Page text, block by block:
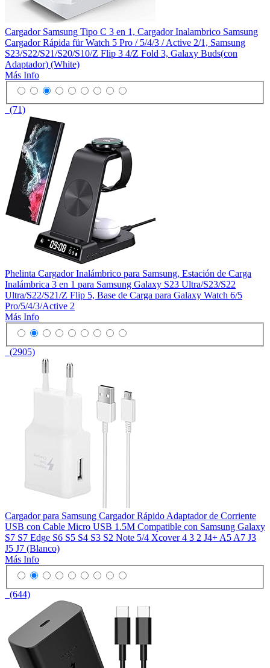
Cargador Samsung Tipo C 3 en 1, Cargador Inalambrico Samsung
Cargador Rápida für Watch 5 Pro / 5/4/3 / Active 2/1, Samsung
S23/S22/S21/S20/S10/Z Flip 3 4/Z Fold 3, Galaxy Buds(con
Adaptador) (White)
Más Info
(71)
Phelinta Cargador Inalámbrico para Samsung, Estación de Carga
Inalámbrica 3 en 1 para Samsung Galaxy S23 Ultra/S23/S22
Ultra/S22/S21/Z Flip 5, Base de Carga para Galaxy Watch 6/5
Pro/5/4/3/Active 2
Más Info
(2905)
Cargador para Samsung Cargador Rápido Adaptador de Corriente
USB con Cable Micro USB 1.5M Compatible con Samsung Galaxy
S7 S7 Edge S6 S5 S4 S3 S2 Note 5/4 Xcover 4 3 2 J4+ A5 A7 J3
J5 J7 (Blanco)
Más Info
(644)